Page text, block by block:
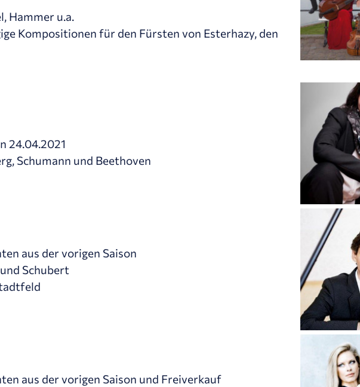
Hammer u.a.
Kompositionen für den Fürsten von Esterhazy, den
24.04.2021
Schumann und Beethoven
aus der vorigen Saison
Schubert
aus der vorigen Saison und Freiverkauf